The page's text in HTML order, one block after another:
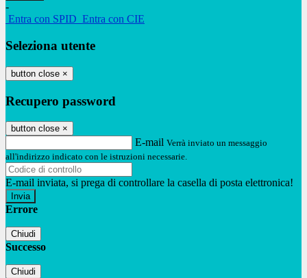
-
Entra con SPID Entra con CIE
Seleziona utente
button close ×
Recupero password
button close ×
E-mail Verrà inviato un messaggio
all'indirizzo indicato con le istruzioni necessarie.
E-mail inviata, si prega di controllare la casella di posta elettronica!
Errore
Chiudi
Successo
Chiudi